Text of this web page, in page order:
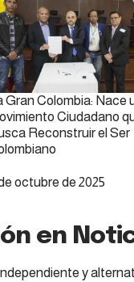
Gran Colombia: Nace
Ciudadano
Reconstruir el Ser
octubre de 2025
en
y